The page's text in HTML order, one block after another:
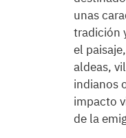
unas
tradición
el
aldeas,
indianos
impacto
de la